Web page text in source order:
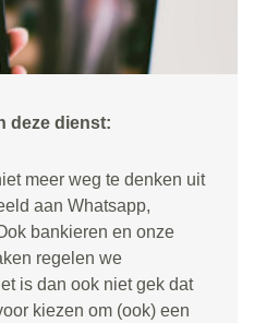
deze dienst:
meer weg te denken uit
aan Whatsapp,
bankieren en onze
regelen we
is dan ook niet gek dat
kiezen om (ook) een